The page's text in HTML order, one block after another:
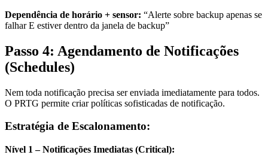
Dependência de horário + sensor: “Alerte sobre backup apenas se
falhar E estiver dentro da janela de backup”
Passo 4: Agendamento de Notificações
(Schedules)
Nem toda notificação precisa ser enviada imediatamente para todos.
O PRTG permite criar políticas sofisticadas de notificação.
Estratégia de Escalonamento:
Nível 1 – Notificações Imediatas (Critical):